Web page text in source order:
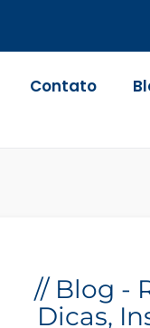
Contato
// Blog -
Dicas,